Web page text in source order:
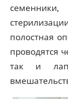
полостная
проводятся
так и